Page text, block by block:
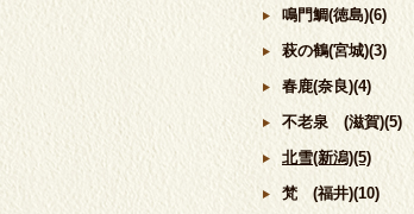
鳴門鯛(徳島)(6)
萩の鶴(宮城)(3)
春鹿(奈良)(4)
不老泉 (滋賀)(5)
北雪(新潟)(5)
梵 (福井)(10)